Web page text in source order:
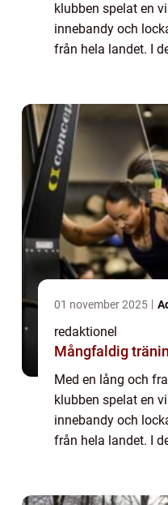
klubben spelat en
innebandy och
från hela landet. I
01 november 2025
redaktionel
Mångfaldig
Med en lång och
klubben spelat en
innebandy och
från hela landet. I